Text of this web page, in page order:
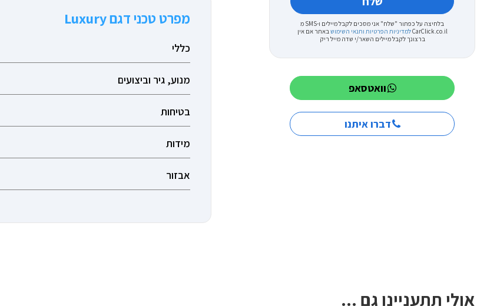
מפרט טכני דגם Luxury
כללי
מנוע, גיר וביצועים
בטיחות
מידות
אבזור
בלחיצה על כפתור "שלח" אני מסכים לקבל מיילים ו-SMS מ
CarClick.co.ilלמדיניות הפרטיות ותנאי השימושבאתר אם אין
ברצונך לקבל מיילים השאר/י שדה מייל ריק
וואטסאפ
דברו איתנו
אולי תתעניינו גם ...